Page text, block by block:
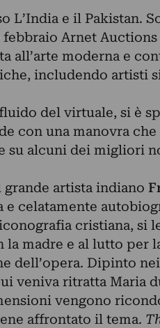
L’India e il Pakistan.
Arnet
all’arte moderna e
includendo artisti
del virtuale, si è
con una manovra che
su alcuni dei migliori
artista indiano
e celatamente
cristiana, si
madre e al lutto per
dell’opera. Dipinto
veniva ritratta Maria
vengono
affrontato il tema.